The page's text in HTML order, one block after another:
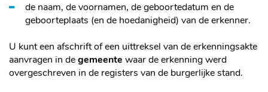
de naam, de voornamen, de geboortedatum en de
geboorteplaats (en de hoedanigheid) van de erkenner.
U kunt een afschrift of een uittreksel van de erkenningsakte
aanvragen in degemeente waar de erkenning werd
overgeschreven in de registers van de burgerlijke stand.